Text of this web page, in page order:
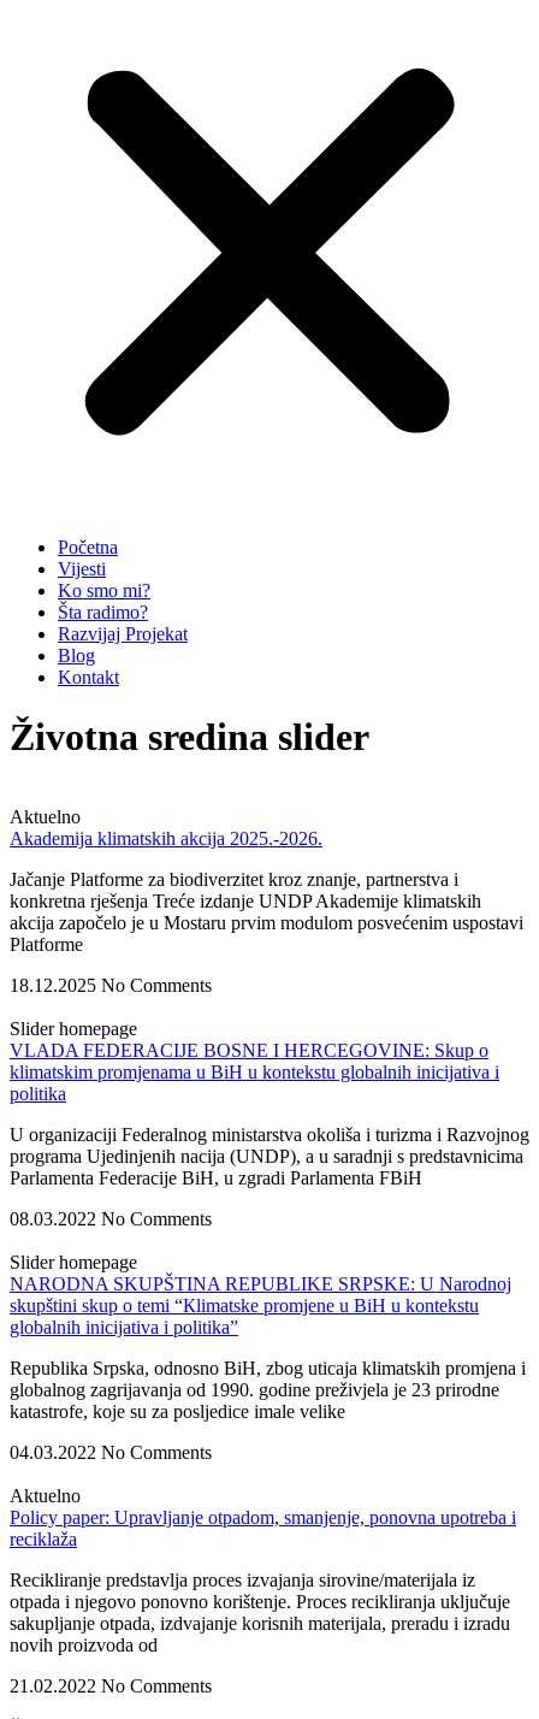
Početna
Vijesti
Ko smo mi?
Šta radimo?
Razvijaj Projekat
Blog
Kontakt
Životna sredina slider
Aktuelno
Akademija klimatskih akcija 2025.-2026.
Jačanje Platforme za biodiverzitet kroz znanje, partnerstva i
konkretna rješenja Treće izdanje UNDP Akademije klimatskih
akcija započelo je u Mostaru prvim modulom posvećenim uspostavi
Platforme
18.12.2025 No Comments
Slider homepage
VLADA FEDERACIJE BOSNE I HERCEGOVINE: Skup o
klimatskim promjenama u BiH u kontekstu globalnih inicijativa i
politika
U organizaciji Federalnog ministarstva okoliša i turizma i Razvojnog
programa Ujedinjenih nacija (UNDP), a u saradnji s predstavnicima
Parlamenta Federacije BiH, u zgradi Parlamenta FBiH
08.03.2022 No Comments
Slider homepage
NARODNA SKUPŠTINA REPUBLIKE SRPSKE: U Narodnoj
skupštini skup o temi “Кlimatske promjene u BiH u kontekstu
globalnih inicijativa i politika”
Republika Srpska, odnosno BiH, zbog uticaja klimatskih promjena i
globalnog zagrijavanja od 1990. godine preživjela je 23 prirodne
katastrofe, koje su za posljedice imale velike
04.03.2022 No Comments
Aktuelno
Policy paper: Upravljanje otpadom, smanjenje, ponovna upotreba i
reciklaža
Recikliranje predstavlja proces izvajanja sirovine/materijala iz
otpada i njegovo ponovno korištenje. Proces recikliranja uključuje
sakupljanje otpada, izdvajanje korisnih materijala, preradu i izradu
novih proizvoda od
21.02.2022 No Comments